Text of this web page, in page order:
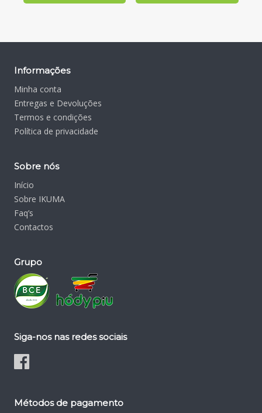
Informações
Minha conta
Entregas e Devoluções
Termos e condições
Política de privacidade
Sobre nós
Início
Sobre IKUMA
Faq’s
Contactos
Grupo
Siga-nos nas redes sociais
Métodos de pagamento